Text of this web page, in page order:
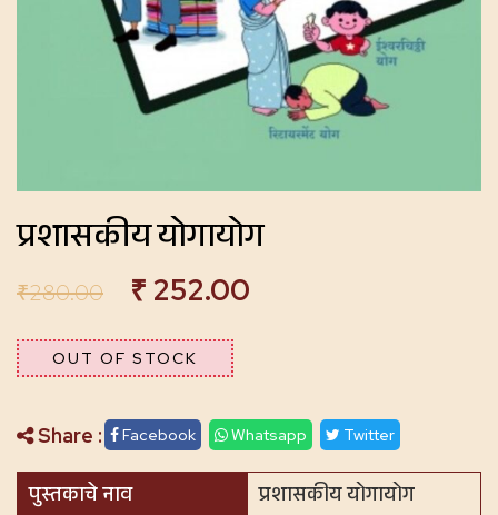
प्रशासकीय योगायोग
₹280.00 ₹ 252.00
OUT OF STOCK
Share : Facebook Whatsapp Twitter
पुस्तकाचे नाव
प्रशासकीय योगायोग